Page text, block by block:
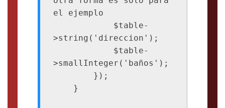
el ejemplo
>string('direccion');
>smallInteger('baños');